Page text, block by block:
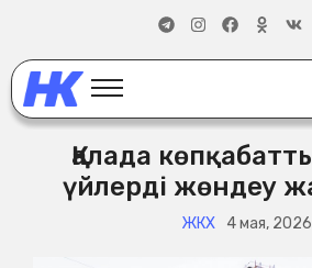
Қалада
үйлерді жөндеу
ЖКХ 4 мая, 2026